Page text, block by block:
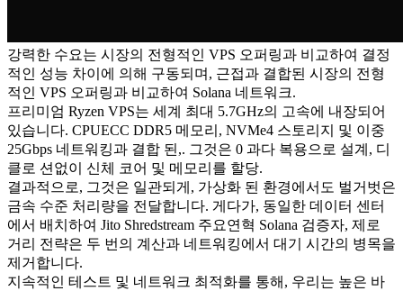
강력한 수요는 시장의 전형적인 VPS 오퍼링과 비교하여 결정
적인 성능 차이에 의해 구동되며, 근접과 결합된 시장의 전형
적인 VPS 오퍼링과 비교하여 Solana 네트워크.
프리미엄 Ryzen VPS는 세계 최대 5.7GHz의 고속에 내장되어
있습니다. CPUECC DDR5 메모리, NVMe4 스토리지 및 이중
25Gbps 네트워킹과 결합 된,. 그것은 0 과다 복용으로 설계, 디
클로 션없이 신체 코어 및 메모리를 할당.
결과적으로, 그것은 일관되게, 가상화 된 환경에서도 벌거벗은
금속 수준 처리량을 전달합니다. 게다가, 동일한 데이터 센터
에서 배치하여 Jito Shredstream 주요연혁 Solana 검증자, 제로
거리 전략은 두 번의 계산과 네트워킹에서 대기 시간의 병목을
제거합니다.
지속적인 테스트 및 네트워크 최적화를 통해, 우리는 높은 바